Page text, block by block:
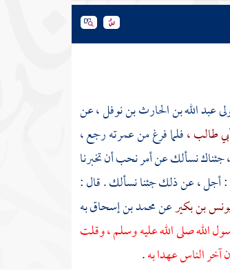
عبد الله بن الحارث بن نوفل ،عن
طالب ،فلما فرغ من عمرته رجع ،
جئناك نسألك عن أمر نحب أن تخبرنا
: أجل ، عن ذلك جئنا نسألك . قال :
بن بكيرعنمحمد بن إسحاقبه
الله صلى الله عليه وسلم ، وقلت
الناس عهدا به.